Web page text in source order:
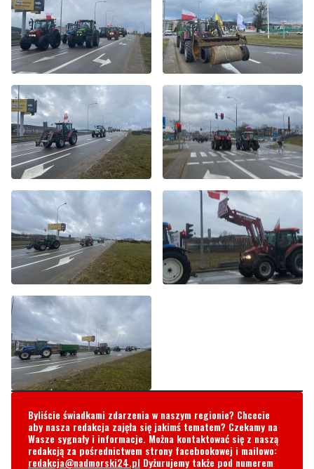
Byliście świadkami zdarzenia w naszym regionie? Chcecie
aby nasza redakcja zajęła się jakimś tematem? Czekamy na
Wasze sygnały i informacje. Można kontaktować się z naszą
redakcją za pośrednictwem strony facebookowej i mailowo:
redakcja@nadmorski24.pl Dyżurujemy także pod numerem